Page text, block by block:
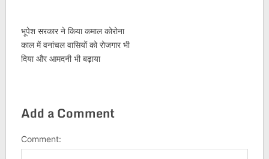
भूपेश सरकार ने किया कमाल कोरोना
काल में वनांचल वासियों को रोजगार भी
दिया और आमदनी भी बढ़ाया
Add a Comment
Comment: